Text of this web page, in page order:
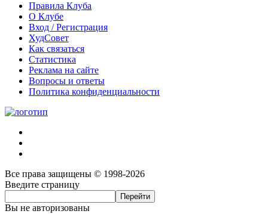
Правила Клуба
О Клубе
Вход / Регистрация
ХудСовет
Как связаться
Статистика
Реклама на сайте
Вопросы и ответы
Политика конфиденциальности
Все права защищены © 1998-2026
Введите страницу
Вы не авторизованы